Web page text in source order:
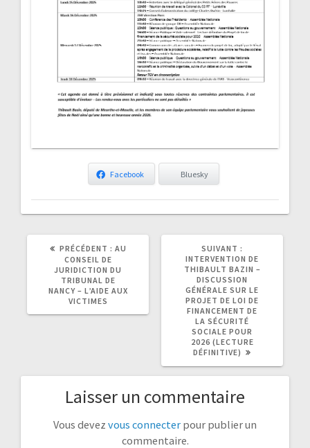
Facebook Bluesky
PRÉCÉDENT :
ARTICLE
PRÉCÉDENT
AU
CONSEIL DE
JURIDICTION DU
TRIBUNAL DE
NANCY – L’AIDE AUX
VICTIMES
SUIVANT :
ARTICLE
SUIVANT
INTERVENTION DE
THIBAULT BAZIN –
DISCUSSION
GÉNÉRALE SUR LE
PROJET DE LOI DE
FINANCEMENT DE
LA SÉCURITÉ
SOCIALE POUR
2026 (LECTURE
DÉFINITIVE)
Laisser un commentaire
Vous devez vous connecter pour publier un
commentaire.